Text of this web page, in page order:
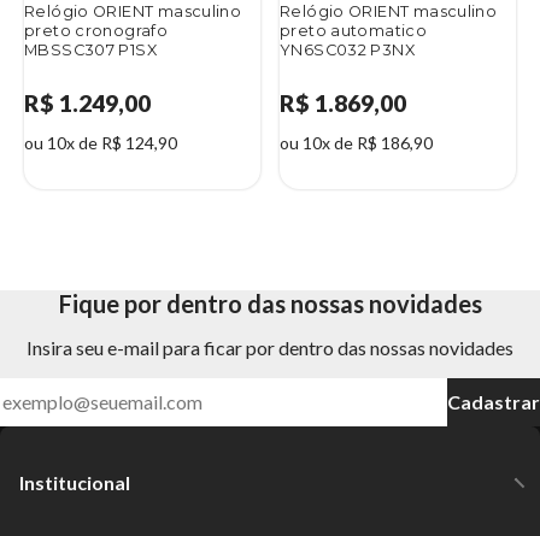
Relógio ORIENT masculino
preto cronografo
MBSSC307 P1SX
R$ 1.249,00
ou 10x de R$ 124,90
Relógio ORIENT masculino
preto automatico
YN6SC032 P3NX
R$ 1.869,00
ou 10x de R$ 186,90
Fique por dentro das nossas novidades
Insira seu e-mail para ficar por dentro das nossas novidades
Cadastrar
Institucional